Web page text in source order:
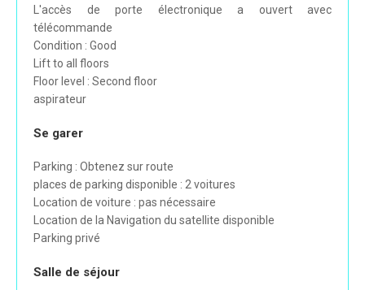
L'accès de porte électronique a ouvert avec
télécommande
Condition : Good
Lift to all floors
Floor level : Second floor
aspirateur
Se garer
Parking : Obtenez sur route
places de parking disponible : 2 voitures
Location de voiture : pas nécessaire
Location de la Navigation du satellite disponible
Parking privé
Salle de séjour